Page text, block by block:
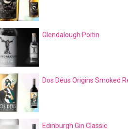
Glendalough Poitin
Dos Déus Origins Smoked
Edinburgh Gin Classic